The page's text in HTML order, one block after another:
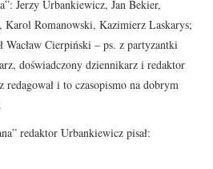
Jerzy Urbankiewicz, Jan Bekier,
Romanowski, Kazimierz Laskarys;
Wacław Cierpiński – ps. z partyzantki
doświadczony dziennikarz i redaktor
i to czasopismo na dobrym
redaktor Urbankiewicz pisał: